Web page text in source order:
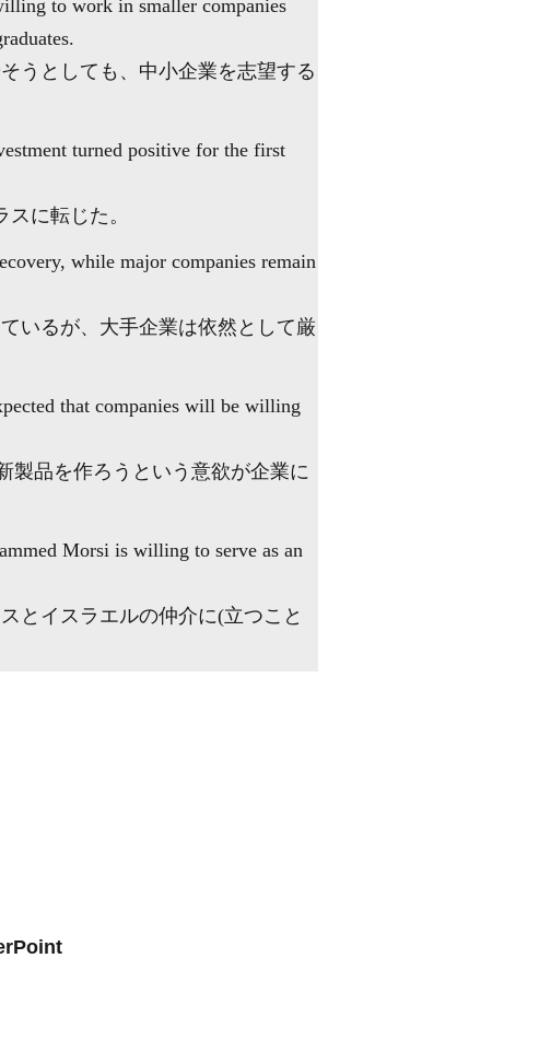
to work in smaller companies
うとしても、中小企業を志望する
turned positive for the first
に転じた。
while major companies remain
いるが、大手企業は依然として厳
that companies will be willing
製品を作ろうという意欲が企業に
Morsi is willing to serve as an
とイスラエルの仲介に(立つこと